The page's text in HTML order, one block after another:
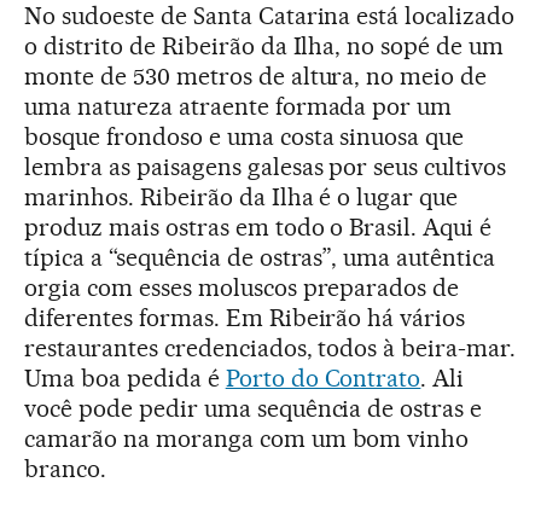
No sudoeste de Santa Catarina está localizado
o distrito de Ribeirão da Ilha, no sopé de um
monte de 530 metros de altura, no meio de
uma natureza atraente formada por um
bosque frondoso e uma costa sinuosa que
lembra as paisagens galesas por seus cultivos
marinhos. Ribeirão da Ilha é o lugar que
produz mais ostras em todo o Brasil. Aqui é
típica a “sequência de ostras”, uma autêntica
orgia com esses moluscos preparados de
diferentes formas. Em Ribeirão há vários
restaurantes credenciados, todos à beira-mar.
Uma boa pedida é Porto do Contrato. Ali
você pode pedir uma sequência de ostras e
camarão na moranga com um bom vinho
branco.